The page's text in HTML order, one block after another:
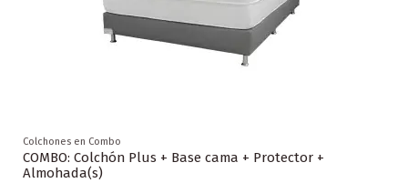
Colchones en Combo
COMBO: Colchón Plus + Base cama + Protector +
Almohada(s)